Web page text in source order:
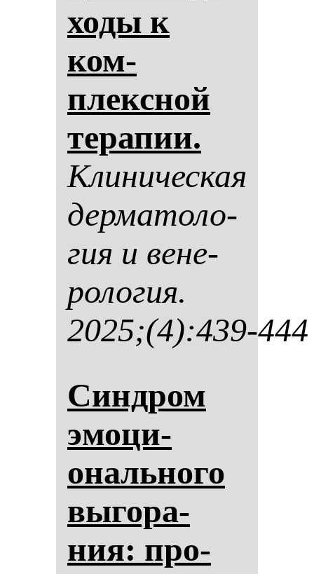
хо­ды к
ком­
плексной
те­ра­пии.
Кли­ни­чес­кая
дер­ма­то­ло­
гия и ве­не­
ро­ло­гия.
2025;(4):439-444
Син­дром
эмо­ци­
ональ­но­го
вы­го­ра­
ния: про­